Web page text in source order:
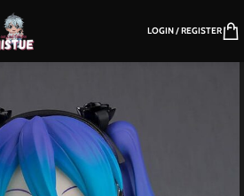
LOGIN / REGISTER